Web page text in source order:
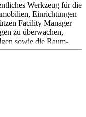
Werkzeug für die
Einrichtungen
Facility Manager
zu überwachen,
sowie die Raum-
ist unerlässlich in
und
trägt dazu bei,
Anlagen zu
für